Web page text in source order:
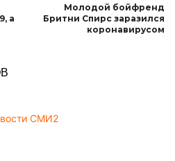
а
Молодой бойфренд
Бритни Спирс заразился
коронавирусом
СМИ2